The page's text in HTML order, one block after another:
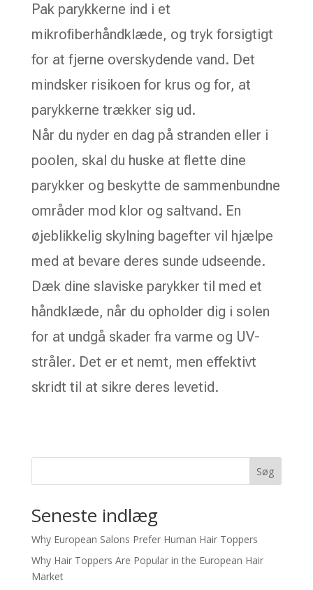
Pak parykkerne ind i et
mikrofiberhåndklæde, og tryk forsigtigt
for at fjerne overskydende vand. Det
mindsker risikoen for krus og for, at
parykkerne trækker sig ud.
Når du nyder en dag på stranden eller i
poolen, skal du huske at flette dine
parykker og beskytte de sammenbundne
områder mod klor og saltvand. En
øjeblikkelig skylning bagefter vil hjælpe
med at bevare deres sunde udseende.
Dæk dine slaviske parykker til med et
håndklæde, når du opholder dig i solen
for at undgå skader fra varme og UV-
stråler. Det er et nemt, men effektivt
skridt til at sikre deres levetid.
Søg
Seneste indlæg
Why European Salons Prefer Human Hair Toppers
Why Hair Toppers Are Popular in the European Hair
Market